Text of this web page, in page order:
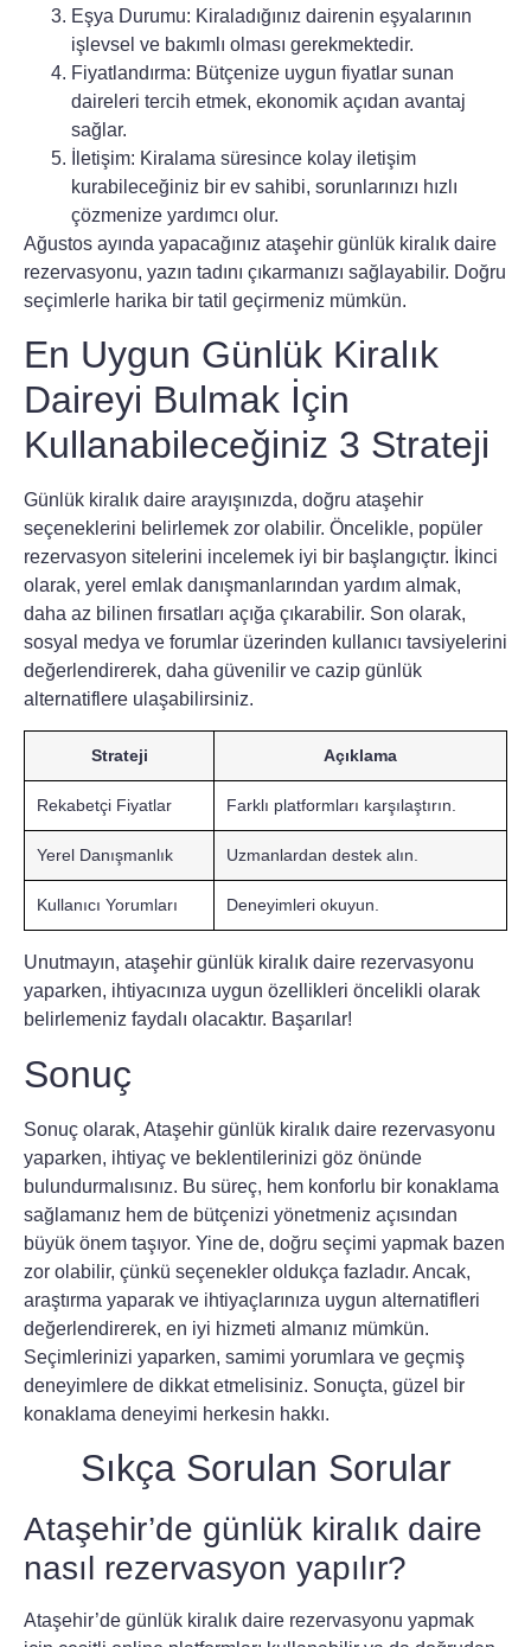
Eşya Durumu: Kiraladığınız dairenin eşyalarının
işlevsel ve bakımlı olması gerekmektedir.
Fiyatlandırma: Bütçenize uygun fiyatlar sunan
daireleri tercih etmek, ekonomik açıdan avantaj
sağlar.
İletişim: Kiralama süresince kolay iletişim
kurabileceğiniz bir ev sahibi, sorunlarınızı hızlı
çözmenize yardımcı olur.
Ağustos ayında yapacağınız ataşehir günlük kiralık daire
rezervasyonu, yazın tadını çıkarmanızı sağlayabilir. Doğru
seçimlerle harika bir tatil geçirmeniz mümkün.
En Uygun Günlük Kiralık
Daireyi Bulmak İçin
Kullanabileceğiniz 3 Strateji
Günlük kiralık daire arayışınızda, doğru ataşehir
seçeneklerini belirlemek zor olabilir. Öncelikle, popüler
rezervasyon sitelerini incelemek iyi bir başlangıçtır. İkinci
olarak, yerel emlak danışmanlarından yardım almak,
daha az bilinen fırsatları açığa çıkarabilir. Son olarak,
sosyal medya ve forumlar üzerinden kullanıcı tavsiyelerini
değerlendirerek, daha güvenilir ve cazip günlük
alternatiflere ulaşabilirsiniz.
Strateji Açıklama
Rekabetçi Fiyatlar Farklı platformları karşılaştırın.
Yerel Danışmanlık Uzmanlardan destek alın.
Kullanıcı Yorumları Deneyimleri okuyun.
Unutmayın, ataşehir günlük kiralık daire rezervasyonu
yaparken, ihtiyacınıza uygun özellikleri öncelikli olarak
belirlemeniz faydalı olacaktır. Başarılar!
Sonuç
Sonuç olarak, Ataşehir günlük kiralık daire rezervasyonu
yaparken, ihtiyaç ve beklentilerinizi göz önünde
bulundurmalısınız. Bu süreç, hem konforlu bir konaklama
sağlamanız hem de bütçenizi yönetmeniz açısından
büyük önem taşıyor. Yine de, doğru seçimi yapmak bazen
zor olabilir, çünkü seçenekler oldukça fazladır. Ancak,
araştırma yaparak ve ihtiyaçlarınıza uygun alternatifleri
değerlendirerek, en iyi hizmeti almanız mümkün.
Seçimlerinizi yaparken, samimi yorumlara ve geçmiş
deneyimlere de dikkat etmelisiniz. Sonuçta, güzel bir
konaklama deneyimi herkesin hakkı.
Sıkça Sorulan Sorular
Ataşehir’de günlük kiralık daire
nasıl rezervasyon yapılır?
Ataşehir’de günlük kiralık daire rezervasyonu yapmak